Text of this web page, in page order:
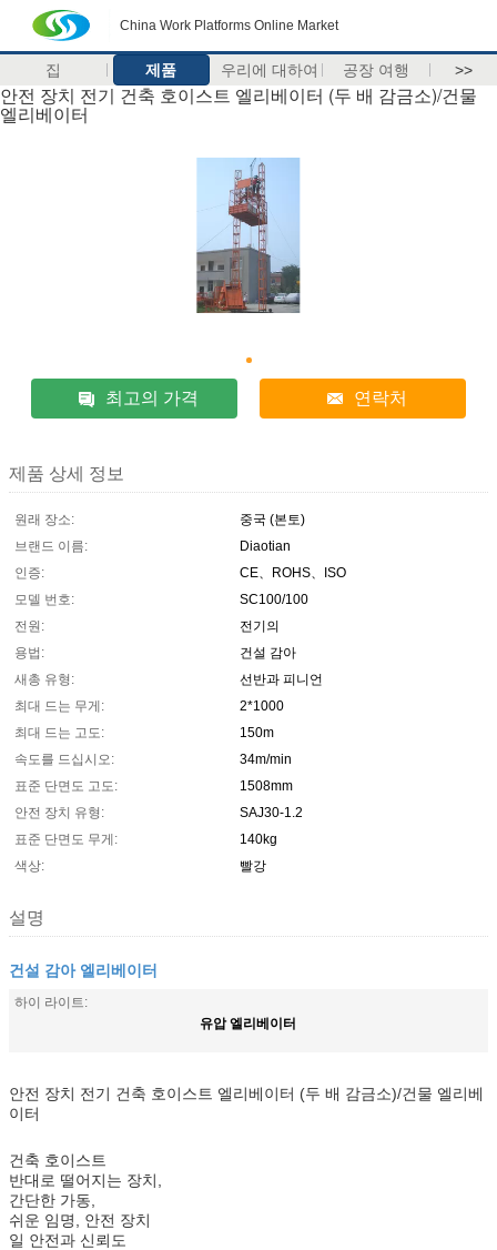
China Work Platforms Online Market
집 제품 우리에 대하여 공장 여행 >>
안전 장치 전기 건축 호이스트 엘리베이터 (두 배 감금소)/건물
엘리베이터
최고의 가격 연락처
제품 상세 정보
원래 장소:
중국 (본토)
브랜드 이름:
Diaotian
인증:
CE、ROHS、ISO
모델 번호:
SC100/100
전원:
전기의
용법:
건설 감아
새총 유형:
선반과 피니언
최대 드는 무게:
2*1000
최대 드는 고도:
150m
속도를 드십시오:
34m/min
표준 단면도 고도:
1508mm
안전 장치 유형:
SAJ30-1.2
표준 단면도 무게:
140kg
색상:
빨강
설명
건설 감아 엘리베이터
하이 라이트:
유압 엘리베이터
안전 장치 전기 건축 호이스트 엘리베이터 (두 배 감금소)/건물 엘리베
이터
건축 호이스트
반대로 떨어지는 장치,
간단한 가동,
쉬운 임명, 안전 장치
일 안전과 신뢰도